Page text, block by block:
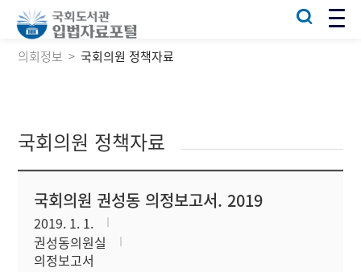
의회정보 국회의원 정책자료
국회의원 정책자료
국회의원 권성동 의정보고서. 2019
2019. 1. 1.
권성동의원실
의정보고서